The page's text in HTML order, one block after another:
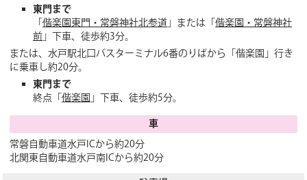
東門まで
「偕楽園東門・常磐神社北参道 」または「偕楽園・常磐神社
前 」下車、徒歩約3分。
または、水戸駅北口バスターミナル6番のりばから「偕楽園」行き
に乗車し約20分。
東門まで
終点「偕楽園 」下車、徒歩約5分。
車
常磐自動車道水戸ICから約20分
北関東自動車道水戸南ICから約20分